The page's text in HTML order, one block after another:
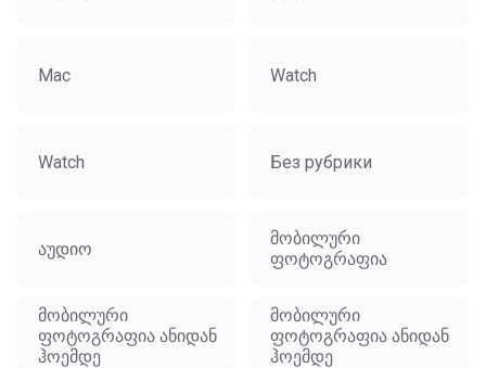
Mac Watch
Watch Без рубрики
აუდიო
მობილური
ფოტოგრაფია
მობილური
ფოტოგრაფია ანიდან
ჰოემდე
მობილური
ფოტოგრაფია ანიდან
ჰოემდე